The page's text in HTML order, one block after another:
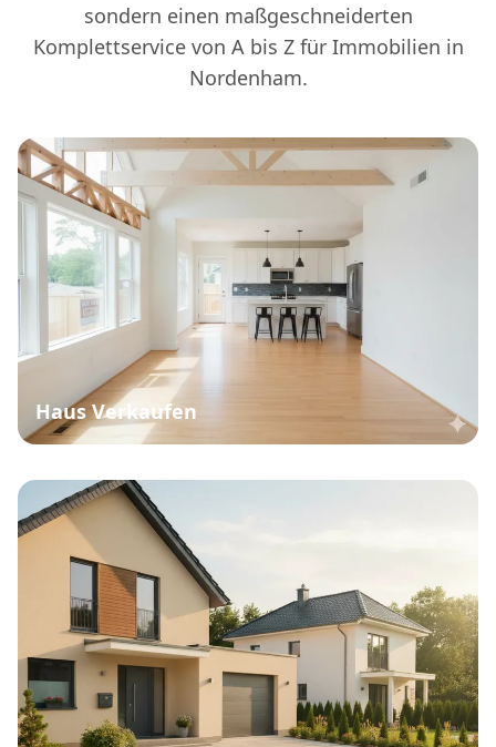
sondern einen maßgeschneiderten
Komplettservice von A bis Z für Immobilien in
Nordenham.
Haus Verkaufen